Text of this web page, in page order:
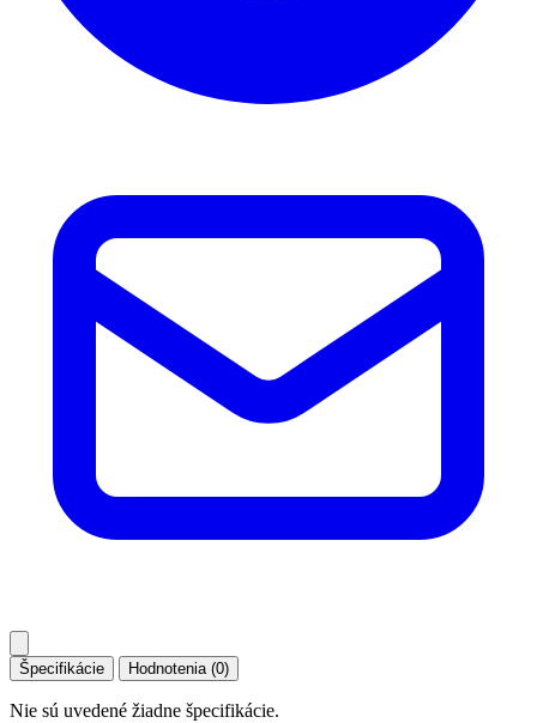
Špecifikácie Hodnotenia (0)
Nie sú uvedené žiadne špecifikácie.